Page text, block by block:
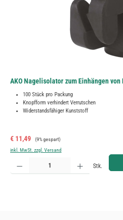
AKO Nagelisolator zum Einhängen
100 Stück pro Packung
Knopfform verhindert Verrutschen
Widerstandsfähiger Kunststoff
Verkaufspreis:
€ 11,49 Regulärer Preis:
(9% gespart)
inkl. MwSt. zzgl. Versand
Produkt Anzahl: Gib den gewünschten Wert ein
Stk.